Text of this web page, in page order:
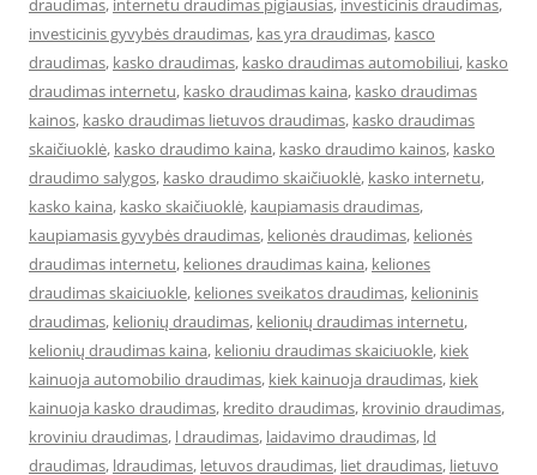
draudimas, internetu draudimas pigiausias, investicinis draudimas,
investicinis gyvybės draudimas, kas yra draudimas, kasco
draudimas, kasko draudimas, kasko draudimas automobiliui, kasko
draudimas internetu, kasko draudimas kaina, kasko draudimas
kainos, kasko draudimas lietuvos draudimas, kasko draudimas
skaičiuoklė, kasko draudimo kaina, kasko draudimo kainos, kasko
draudimo salygos, kasko draudimo skaičiuoklė, kasko internetu,
kasko kaina, kasko skaičiuoklė, kaupiamasis draudimas,
kaupiamasis gyvybės draudimas, kelionės draudimas, kelionės
draudimas internetu, keliones draudimas kaina, keliones
draudimas skaiciuokle, keliones sveikatos draudimas, kelioninis
draudimas, kelionių draudimas, kelionių draudimas internetu,
kelionių draudimas kaina, kelioniu draudimas skaiciuokle, kiek
kainuoja automobilio draudimas, kiek kainuoja draudimas, kiek
kainuoja kasko draudimas, kredito draudimas, krovinio draudimas,
kroviniu draudimas, l draudimas, laidavimo draudimas, ld
draudimas, ldraudimas, letuvos draudimas, liet draudimas, lietuvo